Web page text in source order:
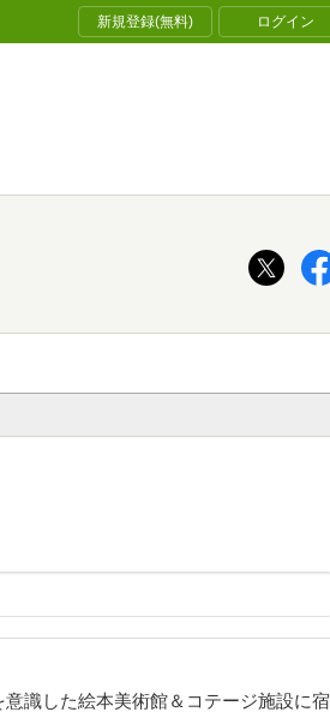
新規登録(無料) ログイン
識した絵本美術館＆コテージ施設に宿